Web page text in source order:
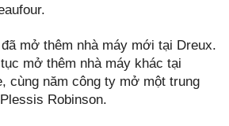
mở thêm nhà máy mới tại Dreux.
mở thêm nhà máy khác tại
cùng năm công ty mở một trung
Robinson.